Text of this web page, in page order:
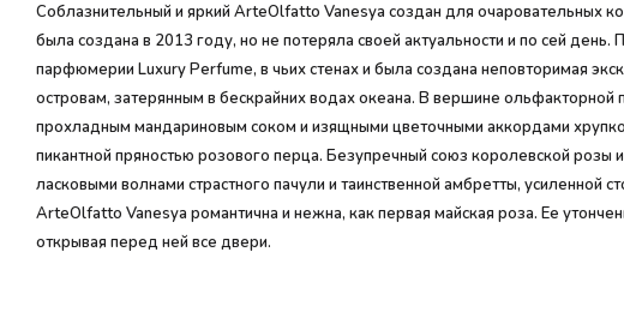
Соблазнительный и яркий ArteOlfatto Vanesya создан для очаровательных
была создана в 2013 году, но не потеряла своей актуальности и по сей
парфюмерии Luxury Perfume, в чьих стенах и была создана неповторимая
островам, затерянным в бескрайних водах океана. В вершине ольфакторной
прохладным мандариновым соком и изящными цветочными аккордами
пикантной пряностью розового перца. Безупречный союз королевской
ласковыми волнами страстного пачули и таинственной амбретты,
ArteOlfatto Vanesya романтична и нежна, как первая майская роза. Ее
открывая перед ней все двери.